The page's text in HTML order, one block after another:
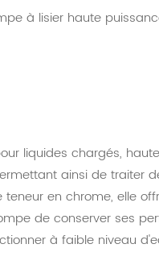
à lisier haute
liquides chargés,
ainsi de traiter
en chrome, elle
de conserver ses
à faible niveau